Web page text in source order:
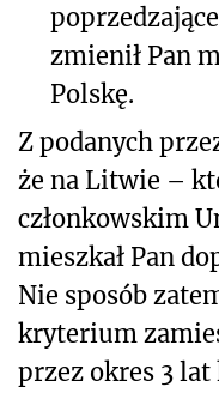
zmienił Pan
Polskę.
Z podanych
że na Litwie –
członkowskim
mieszkał Pan
Nie sposób
kryterium
przez okres 3